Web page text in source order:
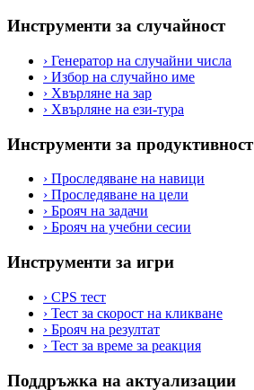
Инструменти за случайност
› Генератор на случайни числа
› Избор на случайно име
› Хвърляне на зар
› Хвърляне на ези-тура
Инструменти за продуктивност
› Проследяване на навици
› Проследяване на цели
› Брояч на задачи
› Брояч на учебни сесии
Инструменти за игри
› CPS тест
› Тест за скорост на кликване
› Брояч на резултат
› Тест за време за реакция
Поддръжка на актуализации